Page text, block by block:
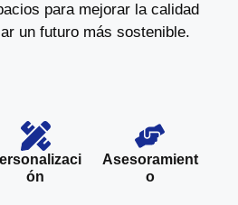
para mejorar la calidad
un futuro más sostenible.
ón
Asesoramient
o